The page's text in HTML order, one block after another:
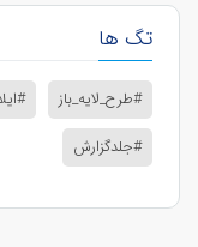
تگ ها
#طرح_لایه_باز
#جلدگزارش